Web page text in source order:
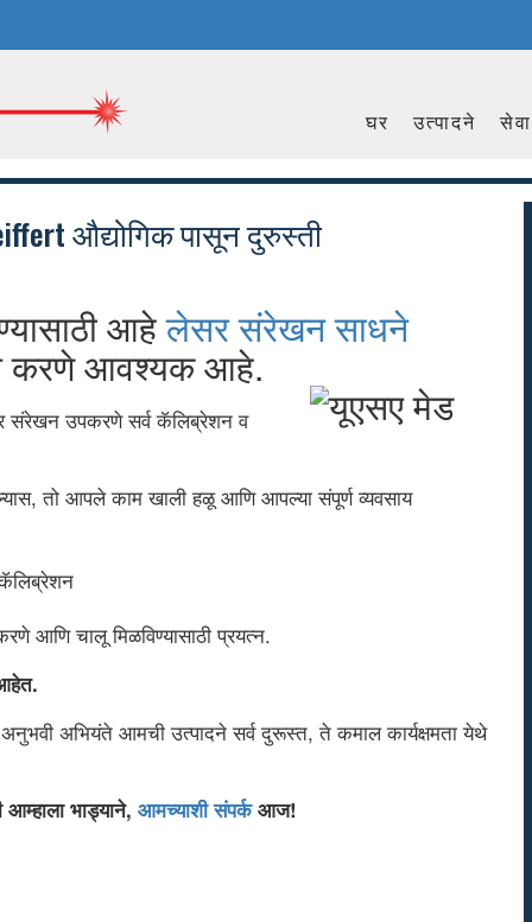
घर उत्पादने सेवा
औद्योगिक पासून दुरुस्ती
आहेलेसर संरेखन साधने
करणे आवश्यक आहे.
संरेखन उपकरणे सर्व कॅलिब्रेशन व
तो आपले काम खाली हळू आणि आपल्या संपूर्ण व्यवसाय
आणि चालू मिळविण्यासाठी प्रयत्न.
अभियंते आमची उत्पादने सर्व दुरूस्त, ते कमाल कार्यक्षमता येथे
आम्हाला भाड्याने,आमच्याशी संपर्कआज!